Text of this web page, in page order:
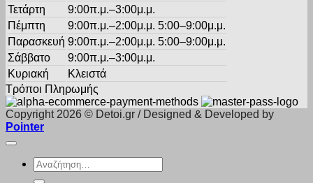
Τετάρτη
9:00π.μ.–3:00μ.μ.
Πέμπτη
9:00π.μ.–2:00μ.μ. 5:00–9:00μ.μ.
Παρασκευή 9:00π.μ.–2:00μ.μ. 5:00–9:00μ.μ.
Σάββατο
9:00π.μ.–3:00μ.μ.
Κυριακή
Κλειστά
Τρόποι Πληρωμής
Copyright 2026 © Detoi.gr / Designed & Developed by
Pointer
Αναζήτηση
για: